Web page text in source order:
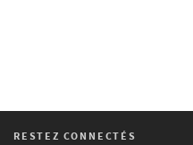
RESTEZ CONNECTÉS